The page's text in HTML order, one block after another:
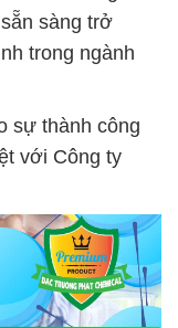
sàng trở
trong ngành
sự thành công
với Công ty